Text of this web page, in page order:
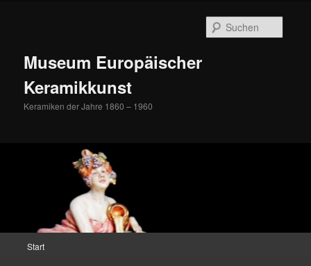
Museum Europäischer
Keramikkunst
Keramiken der Jahre 1860 – 1960
Start